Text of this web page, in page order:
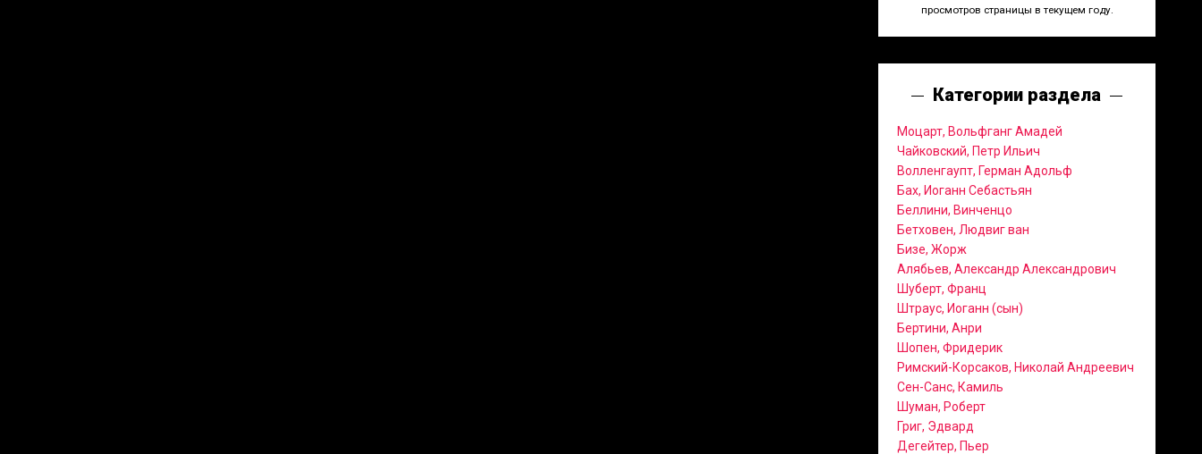
просмотров страницы в текущем году.
Категории раздела
Моцарт, Вольфганг Амадей
Чайковский, Петр Ильич
Волленгаупт, Герман Адольф
Бах, Иоганн Себастьян
Беллини, Винченцо
Бетховен, Людвиг ван
Бизе, Жорж
Алябьев, Александр Александрович
Шуберт, Франц
Штраус, Иоганн (сын)
Бертини, Анри
Шопен, Фридерик
Римский-Корсаков, Николай Андреевич
Сен-Санс, Камиль
Шуман, Роберт
Григ, Эдвард
Дегейтер, Пьер